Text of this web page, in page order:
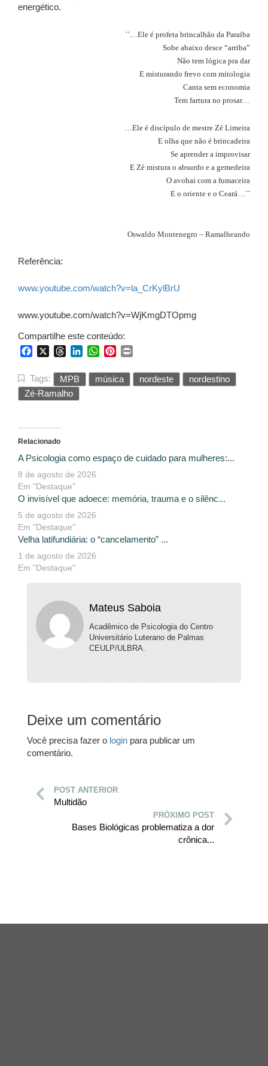
energético.
´´… Ele é profeta brincalhão da Paraíba
Sobe abaixo desce “arriba”
Não tem lógica pra dar
E misturando frevo com mitologia
Canta sem economia
Tem fartura no prosar…
…Ele é discípulo de mestre Zé Limeira
E olha que não é brincadeira
Se aprender a improvisar
E Zé mistura o absurdo e a gemedeira
O avohai com a fumaceira
E o oriente e o Ceará…´´
Oswaldo Montenegro – Ramalheando
Referência:
www.youtube.com/watch?v=la_CrKylBrU
www.youtube.com/watch?v=WjKmgDTOpmg
Compartilhe este conteúdo:
FacebookThreadsLinkedInWhatsApp
Pinterest
Tags: MPB música nordeste
nordestino
Zé-Ramalho
Relacionado
A Psicologia como espaço de cuidado para mulheres:...
8 de agosto de 2026
Em "Destaque"
O invisível que adoece: memória, trauma e o silênc...
5 de agosto de 2026
Em "Destaque"
Velha latifundiária: o “cancelamento” ...
1 de agosto de 2026
Em "Destaque"
Mateus Saboia
Acadêmico de Psicologia do Centro
Universitário Luterano de Palmas
CEULP/ULBRA.
Deixe um comentário
Você precisa fazer o login para publicar um
comentário.
POST ANTERIOR
Multidão
PRÓXIMO POST
Bases Biológicas problematiza a dor
crônica...